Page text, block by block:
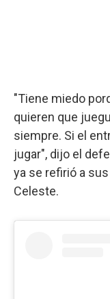
"Tiene miedo
quieren que
siempre. Si el
jugar", dijo el
ya se refirió a
Celeste.